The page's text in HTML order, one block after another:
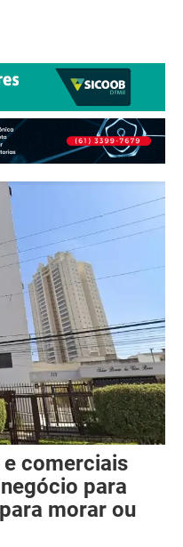
comerciais
para
morar ou